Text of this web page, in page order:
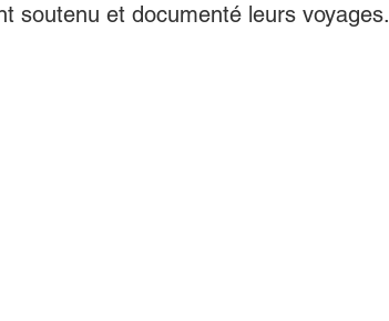
soutenu et documenté leurs voyages.